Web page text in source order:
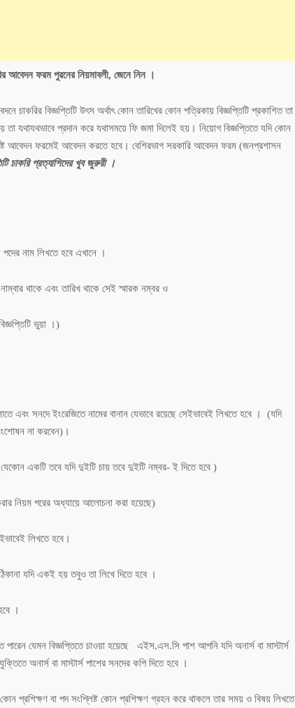
আবেদন ফরম পুরনের নিয়মাবলী, জেনে নিন ।
চাকরির বিজ্ঞপ্তিটি উৎস অর্থাৎ কোন তারিখের কোন পত্রিকায় বিজ্ঞপ্তিটি প্রকাশিত তা
প্রদান করে যথাসময়ে ফি জমা দিলেই হয়। নিয়োগ বিজ্ঞপ্তিতে যদি কোন
আবেদন ফরমেই আবেদন করতে হবে। বেশিরভাগ সরকারি আবেদন ফরম (জনপ্রশাসন
চাকরি প্রত্যাশিদের খুব জুরুরী ।
নাম লিখতে হবে এখানে ।
থাকে এবং তারিখ থাকে সেই স্মারক নম্বর ও
ভুয়া ।)
এবং সনদে ইংরেজিতে নামের বানান যেভাবে রয়েছে সেইভাবেই লিখতে হবে । (যদি
না করবেন)।
একটি তবে যদি দুইটি চায় তবে দুইটি নম্বর- ই দিতে হবে )
নিয়ম পরের অধ্যায়ে আলোচনা করা হয়েছে)
লিখতে হবে।
যদি একই হয় তবুও তা লিখে দিতে হবে ।
।
যেমন বিজ্ঞপ্তিতে চাওয়া হয়েছে এইস.এস.সি পাশ আপনি যদি অনার্স বা মাস্টার্স
অনার্স বা মাস্টার্স পাশের সনদের কপি দিতে হবে ।
প্রশিক্ষণ বা পদ সংশ্লিষ্ট কোন প্রশিক্ষণ গ্রহন করে থাকলে তার সময় ও বিষয় লিখতে